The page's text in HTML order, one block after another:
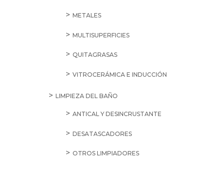
METALES
MULTISUPERFICIES
QUITAGRASAS
VITROCERÁMICA E INDUCCIÓN
LIMPIEZA DEL BAÑO
ANTICAL Y DESINCRUSTANTE
DESATASCADORES
OTROS LIMPIADORES